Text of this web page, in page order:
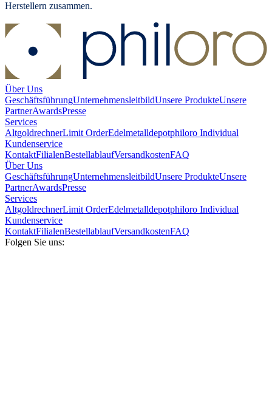
Herstellern zusammen.
Über Uns
GeschäftsführungUnternehmensleitbildUnsere ProdukteUnsere
PartnerAwardsPresse
Services
AltgoldrechnerLimit OrderEdelmetalldepotphiloro Individual
Kundenservice
KontaktFilialenBestellablaufVersandkostenFAQ
Über Uns
GeschäftsführungUnternehmensleitbildUnsere ProdukteUnsere
PartnerAwardsPresse
Services
AltgoldrechnerLimit OrderEdelmetalldepotphiloro Individual
Kundenservice
KontaktFilialenBestellablaufVersandkostenFAQ
Folgen Sie uns: